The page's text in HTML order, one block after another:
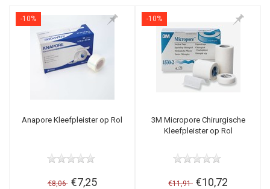
-10%
Anapore Kleefpleister op Rol
€8,06 €7,25
-10%
3M Micropore Chirurgische
Kleefpleister op Rol
€11,91 €10,72